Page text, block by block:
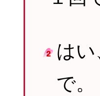
はい
で。